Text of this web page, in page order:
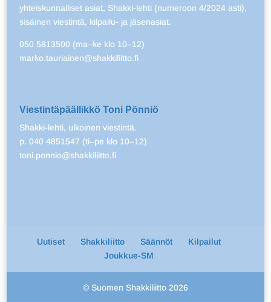
yhteiskunnalliset asiat, Shakki-lehti (numeroon 4/2024 asti),
sisäinen viestintä, kilpailu- ja jäsenasiat.
050 5813500 (ma–ke klo 10–12)
marko.tauriainen@shakkiliitto.fi
Viestintäpäällikkö Toni Pönniö
Shakki-lehti, ulkoinen viestintä.
p. 040 4851547 (ti–pe klo 10–12)
toni.ponnio@shakkiliitto.fi
Uutiset Shakkiliitto Säännöt
Kilpailut
Joukkue-SM
© Suomen Shakkiliitto 2026